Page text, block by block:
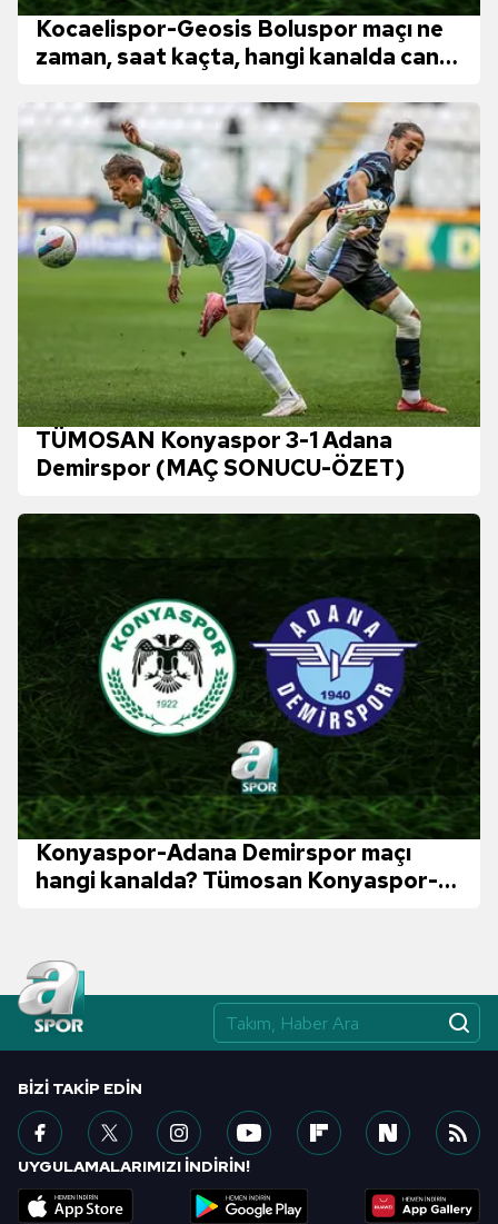
Kocaelispor-Geosis Boluspor maçı ne
zaman, saat kaçta, hangi kanalda canlı
TÜMOSAN Konyaspor 3-1 Adana
Demirspor (MAÇ SONUCU-ÖZET)
Konyaspor-Adana Demirspor maçı
hangi kanalda? Tümosan Konyaspor-
BIZI TAKIP EDIN
UYGULAMALARIMIZI İNDİRİN!